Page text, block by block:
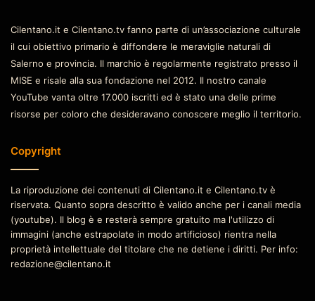
Cilentano.it e Cilentano.tv fanno parte di un’associazione culturale
il cui obiettivo primario è diffondere le meraviglie naturali di
Salerno e provincia. Il marchio è regolarmente registrato presso il
MISE e risale alla sua fondazione nel 2012. Il nostro canale
YouTube vanta oltre 17.000 iscritti ed è stato una delle prime
risorse per coloro che desideravano conoscere meglio il territorio.
Copyright
La riproduzione dei contenuti di Cilentano.it e Cilentano.tv è
riservata. Quanto sopra descritto è valido anche per i canali media
(youtube). Il blog è e resterà sempre gratuito ma l'utilizzo di
immagini (anche estrapolate in modo artificioso) rientra nella
proprietà intellettuale del titolare che ne detiene i diritti. Per info:
redazione@cilentano.it